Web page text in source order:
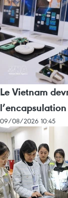
Le Vietnam
09/08/2026 10:45